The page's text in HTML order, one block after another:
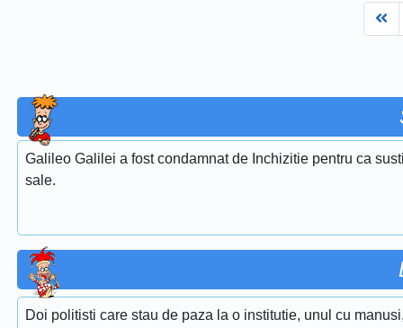
Galileo Galilei a fost condamnat de Inchizitie pentru ca
sale.
Doi politisti care stau de paza la o institutie, unul cu